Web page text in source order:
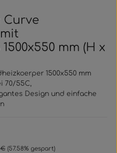
Curve
mm (H x
1500x550 mm
70/55C,
Design und einfache
Preis:
€ (57.58% gespart)